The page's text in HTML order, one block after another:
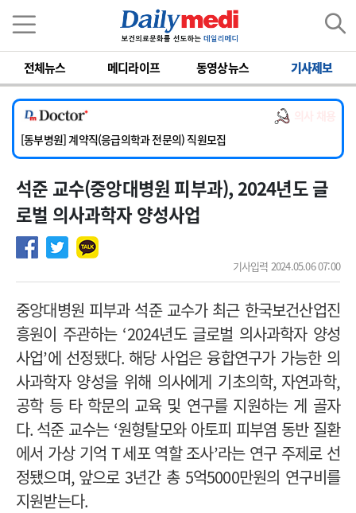
전체뉴스 메디라이프 동영상뉴스 기사제보
[서울아산병원] 2026년 하반기 인턴 모집
[영남대학교의료원] 마취통증의학과 임기제 임상의사 채용
[충남대학교병원] 소아청소년과(소아응급전담) 계약직 의사 공개채용
[동부병원] 계약직(응급의학과 전문의) 직원모집
[이대목동병원] 하반기 전공의(레지던트1년차) 모집
[서울아산병원] 2026년 하반기 인턴 모집
[영남대학교의료원] 마취통증의학과 임기제 임상의사 채용
석준 교수( 중앙대병원 피부과), 2024년도 글
로벌 의사과학자 양성사업
기사입력 2024.05.06 07:00
중앙대병원 피부과 석준 교수가 최근 한국보건산업진
흥원이 주관하는 ‘2024년도 글로벌 의사과학자 양성
사업’에 선정됐다. 해당 사업은 융합연구가 가능한 의
사과학자 양성을 위해 의사에게 기초의학, 자연과학,
공학 등 타 학문의 교육 및 연구를 지원하는 게 골자
다. 석준 교수는 ‘원형탈모와 아토피 피부염 동반 질환
에서 가상 기억 T세포 역할 조사’라는 연구 주제로 선
정됐으며, 앞으로 3년간 총 5억5000만원의 연구비를
지원받는다.